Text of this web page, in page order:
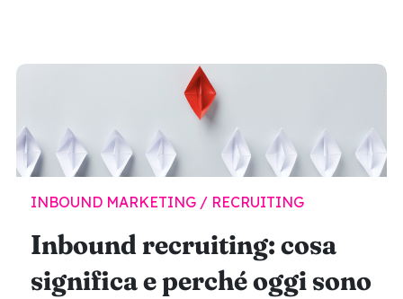
INBOUND MARKETING / RECRUITING
Inbound recruiting: cosa
significa e perché oggi sono